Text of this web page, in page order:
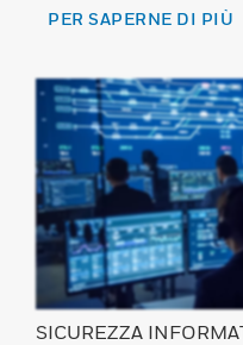
PER SAPERNE DI PIÙ
SICUREZZA